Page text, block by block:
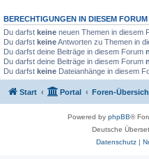
BERECHTIGUNGEN IN DIESEM FORUM
Du darfst keine neuen Themen in diesem
Du darfst keineAntworten zu Themen in
Du darfst deine Beiträge in diesem Forum
Du darfst deine Beiträge in diesem Forum
Du darfst keine Dateianhänge in diesem
Start Portal Foren-
Powered by phpBB®
Deutsche
Datenschutz|